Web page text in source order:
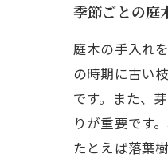
季節ごとの庭
庭木の手入れ
の時期に古い
です。また、
りが重要です
たとえば落葉